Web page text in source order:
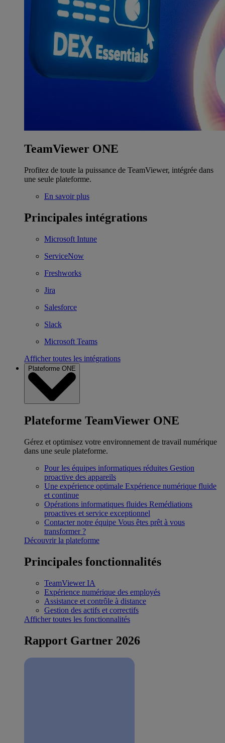
TeamViewer ONE
Profitez de toute la puissance de TeamViewer, intégrée dans
une seule plateforme.
En savoir plus
Principales intégrations
Microsoft Intune
ServiceNow
Freshworks
Jira
Salesforce
Slack
Microsoft Teams
Afficher toutes les intégrations
Plateforme ONE
Plateforme TeamViewer ONE
Gérez et optimisez votre environnement de travail numérique
dans une seule plateforme.
Pour les équipes informatiques réduites Gestion
proactive des appareils
Une expérience optimale Expérience numérique fluide
et continue
Opérations informatiques fluides Remédiations
proactives et service exceptionnel
Contacter notre équipe Vous êtes prêt à vous
transformer ?
Découvrir la plateforme
Principales fonctionnalités
TeamViewer IA
Expérience numérique des employés
Assistance et contrôle à distance
Gestion des actifs et correctifs
Afficher toutes les fonctionnalités
Rapport Gartner 2026